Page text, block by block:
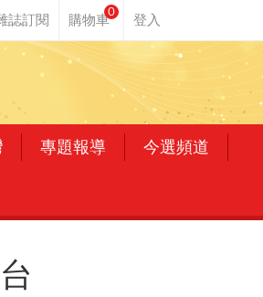
0
專題報導 今選頻道